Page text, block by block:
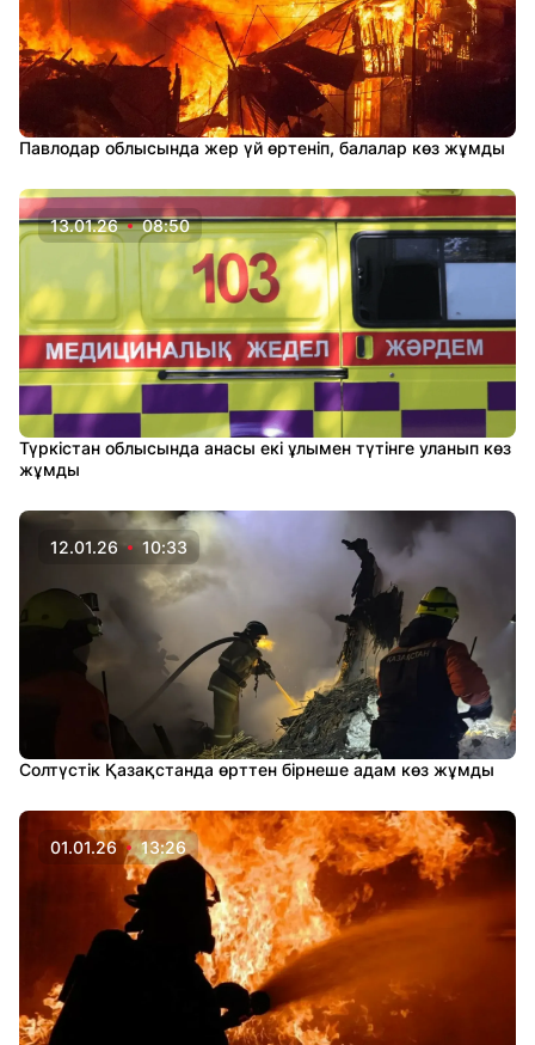
Павлодар облысында жер үй өртеніп, балалар көз жұмды
13.01.26 08:50
Түркістан облысында анасы екі ұлымен түтінге уланып көз
жұмды
12.01.26 10:33
Солтүстік Қазақстанда өрттен бірнеше адам көз жұмды
01.01.26 13:26